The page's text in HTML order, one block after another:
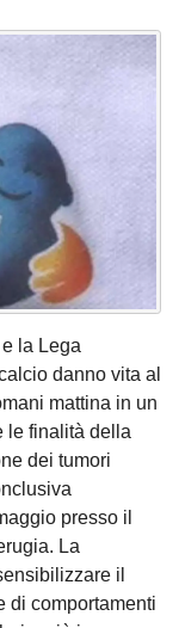
la Lega
danno vita al
mattina in un
le finalità della
dei tumori
presso il
La
il
di comportamenti